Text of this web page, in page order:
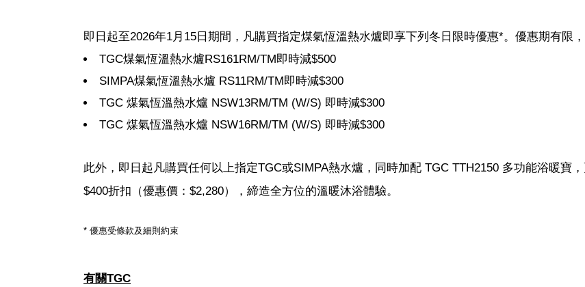
即日起至2026年1月15日期間，凡購買指定煤氣恆溫熱水爐即享下列冬日限時優惠*。優惠期有限，
TGC煤氣恆溫熱水爐RS161RM/TM即時減$500
SIMPA煤氣恆溫熱水爐 RS11RM/TM即時減$300
TGC 煤氣恆溫熱水爐 NSW13RM/TM (W/S) 即時減$300
TGC 煤氣恆溫熱水爐 NSW16RM/TM (W/S) 即時減$300
此外，即日起凡購買任何以上指定TGC或SIMPA熱水爐，同時加配 TGC TTH2150 多功能浴暖寶
$400折扣（優惠價：$2,280），締造全方位的溫暖沐浴體驗。
* 優惠受條款及細則約束
有關TGC